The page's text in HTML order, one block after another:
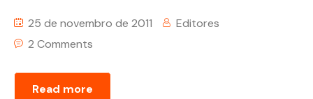
25 de novembro de 2011
Editores
2 Comments
Read more